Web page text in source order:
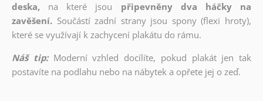
deska,
na které jsou
připevněny dva háčky na
zavěšení. Součástí zadní strany jsou spony (flexi hroty),
které se využívají k zachycení plakátu do rámu.
Náš tip: Moderní vzhled docílíte, pokud plakát jen tak
postavíte na podlahu nebo na nábytek a opřete jej o zeď.